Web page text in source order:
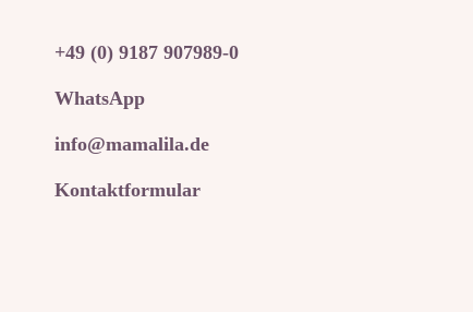
+49 (0) 9187 907989-0
WhatsApp
info@mamalila.de
Kontaktformular